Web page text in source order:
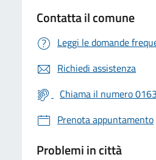
Contatta il comune
Leggi le domande
Richiedi assistenza
Chiama il numero
Prenota appuntamento
Problemi in città